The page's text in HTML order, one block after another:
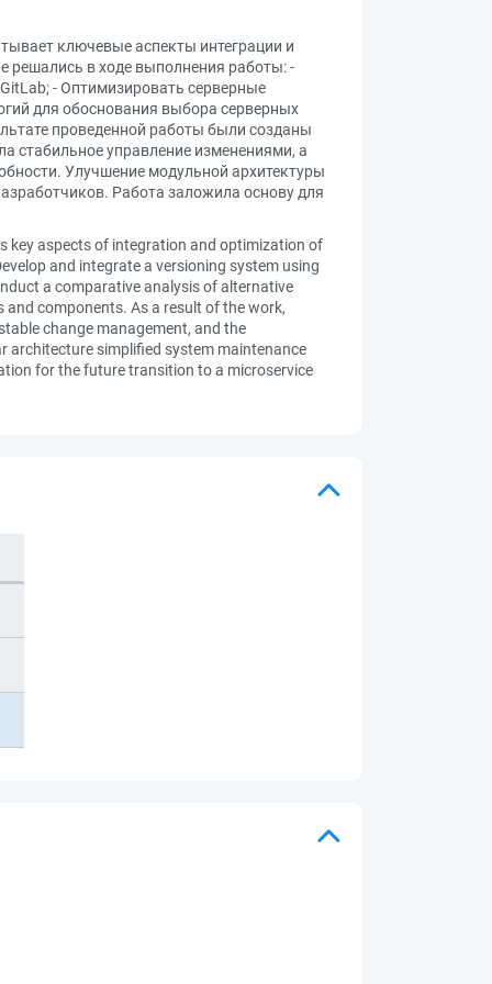
ключевые аспекты интеграции и
решались в ходе выполнения работы: -
- Оптимизировать серверные
для обоснования выбора серверных
проведенной работы были созданы
стабильное управление изменениями, а
Улучшение модульной архитектуры
Работа заложила основу для
key aspects of integration and optimization of
and integrate a versioning system using
a comparative analysis of alternative
components. As a result of the work,
change management, and the
architecture simplified system maintenance
for the future transition to a microservice